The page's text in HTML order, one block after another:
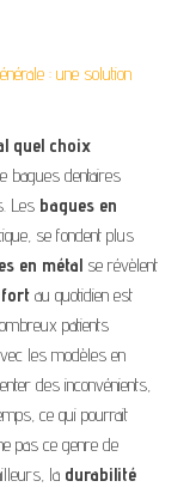
: une solution
quel choix
bagues dentaires
Les bagues en
se fondent plus
en métal se révèlent
au quotidien est
patients
les modèles en
des inconvénients,
ce qui pourrait
pas ce genre de
la durabilité